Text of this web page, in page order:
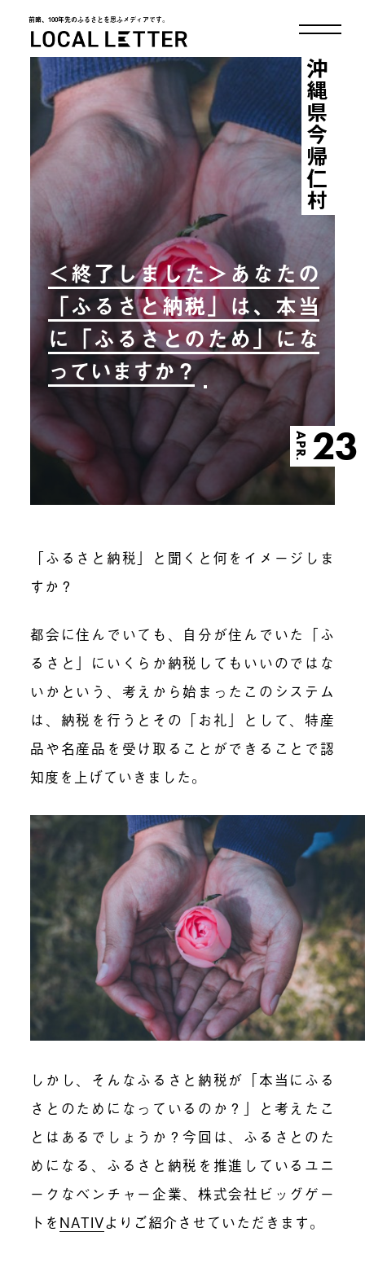
前略、100年先のふるさとを思ふメディアです。
LOCAL LETTER
＜終了しました＞あなたの
「ふるさと納税」は、本当
に「ふるさとのため」にな
っていますか？
APR. 23
沖縄県今帰仁村
「ふるさと納税」と聞くと何をイメージしま
すか？
都会に住んでいても、自分が住んでいた「ふ
るさと」にいくらか納税してもいいのではな
いかという、考えから始まったこのシステム
は、納税を行うとその「お礼」として、特産
品や名産品を受け取ることができることで認
知度を上げていきました。
しかし、そんなふるさと納税が「本当にふる
さとのためになっているのか？」と考えたこ
とはあるでしょうか？今回は、ふるさとのた
めになる、ふるさと納税を推進しているユニ
ークなベンチャー企業、株式会社ビッグゲー
トを NATIVよりご紹介させていただきます。